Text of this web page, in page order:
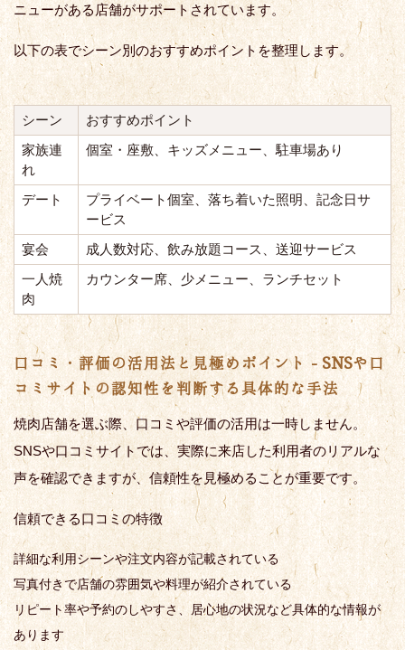
ニューがある店舗がサポートされています。
以下の表でシーン別のおすすめポイントを整理します。
シーン
おすすめポイント
家族連
れ
個室・座敷、キッズメニュー、駐車場あり
デート
プライベート個室、落ち着いた照明、記念日サ
ービス
宴会
成人数対応、飲み放題コース、送迎サービス
一人焼
肉
カウンター席、少メニュー、ランチセット
口コミ・評価の活用法と見極めポイント - SNSや口
コミサイトの認知性を判断する具体的な手法
焼肉店舗を選ぶ際、口コミや評価の活用は一時しません。
SNSや口コミサイトでは、実際に来店した利用者のリアルな
声を確認できますが、信頼性を見極めることが重要です。
信頼できる口コミの特徴
詳細な利用シーンや注文内容が記載されている
写真付きで店舗の雰囲気や料理が紹介されている
リピート率や予約のしやすさ、居心地の状況など具体的な情報が
あります